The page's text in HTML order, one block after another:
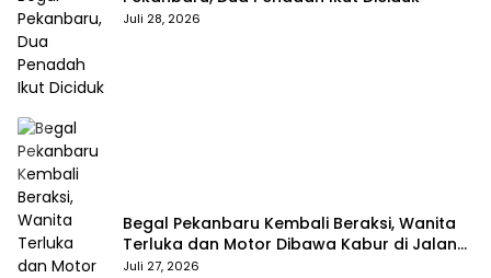
Juli 28, 2026
Begal Pekanbaru Kembali Beraksi, Wanita
Terluka dan Motor Dibawa Kabur di Jalan
Teropong
Juli 27, 2026